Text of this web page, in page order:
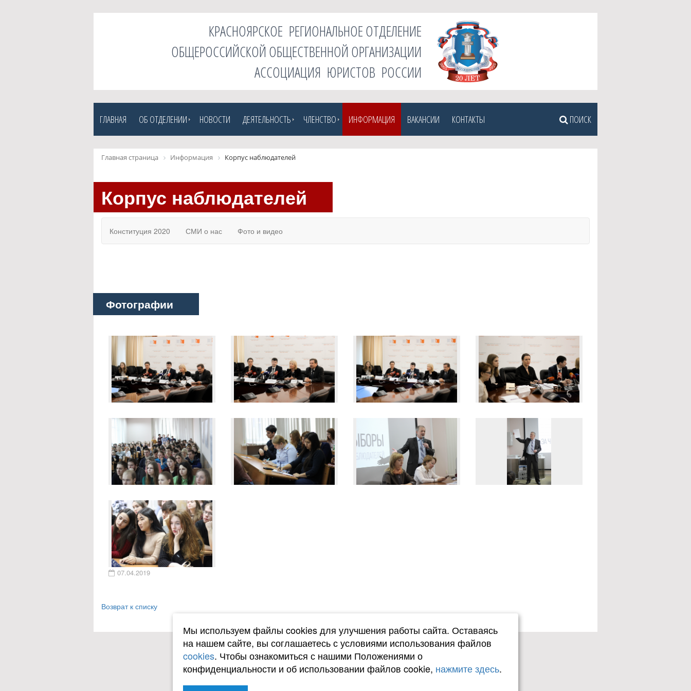
КРАСНОЯРСКОЕ РЕГИОНАЛЬНОЕ ОТДЕЛЕНИЕ
ОБЩЕРОССИЙСКОЙ ОБЩЕСТВЕННОЙ ОРГАНИЗАЦИИ
АССОЦИАЦИЯ ЮРИСТОВ РОССИИ
ГЛАВНАЯ ОБ ОТДЕЛЕНИИ НОВОСТИ ДЕЯТЕЛЬНОСТЬ ЧЛЕНСТВО ИНФОРМАЦИЯ ВАКАНСИИ КОНТАКТЫ ПОИСК
Главная страница Информация Корпус наблюдателей
Корпус наблюдателей
Конституция 2020 СМИ о нас Фото и видео
Фотографии
07.04.2019
Возврат к списку
Мы используем файлы cookies для улучшения работы сайта. Оставаясь
на нашем сайте, вы соглашаетесь с условиями использования файлов
cookies. Чтобы ознакомиться с нашими Положениями о
конфиденциальности и об использовании файлов cookie, нажмите здесь.